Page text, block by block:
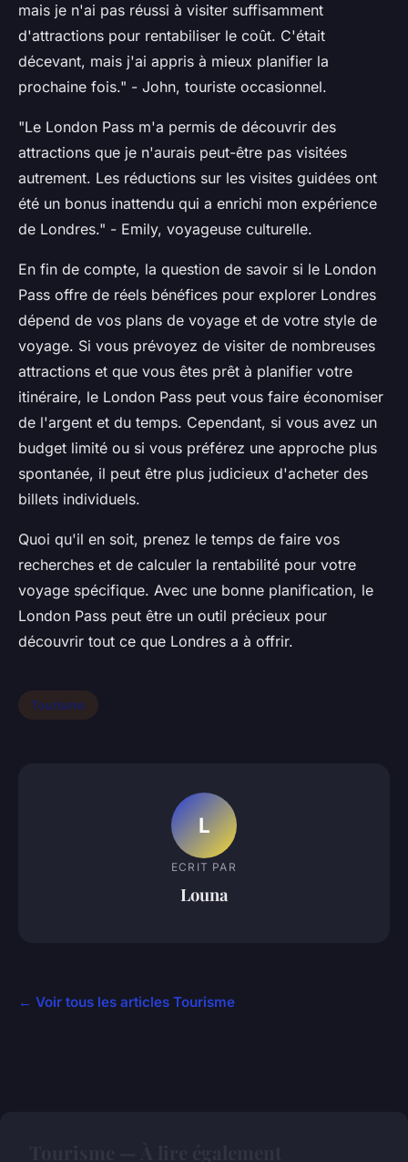
mais je n'ai pas réussi à visiter suffisamment
d'attractions pour rentabiliser le coût. C'était
décevant, mais j'ai appris à mieux planifier la
prochaine fois." - John, touriste occasionnel.
"Le London Pass m'a permis de découvrir des
attractions que je n'aurais peut-être pas visitées
autrement. Les réductions sur les visites guidées ont
été un bonus inattendu qui a enrichi mon expérience
de Londres." - Emily, voyageuse culturelle.
En fin de compte, la question de savoir si le London
Pass offre de réels bénéfices pour explorer Londres
dépend de vos plans de voyage et de votre style de
voyage. Si vous prévoyez de visiter de nombreuses
attractions et que vous êtes prêt à planifier votre
itinéraire, le London Pass peut vous faire économiser
de l'argent et du temps. Cependant, si vous avez un
budget limité ou si vous préférez une approche plus
spontanée, il peut être plus judicieux d'acheter des
billets individuels.
Quoi qu'il en soit, prenez le temps de faire vos
recherches et de calculer la rentabilité pour votre
voyage spécifique. Avec une bonne planification, le
London Pass peut être un outil précieux pour
découvrir tout ce que Londres a à offrir.
Tourisme
L
ECRIT PAR
Louna
← Voir tous les articles Tourisme